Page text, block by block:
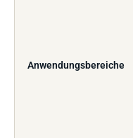
Anwendungsbereiche